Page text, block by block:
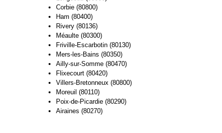
Corbie (80800)
Ham (80400)
Rivery (80136)
Méaulte (80300)
Friville-Escarbotin (80130)
Mers-les-Bains (80350)
Ailly-sur-Somme (80470)
Flixecourt (80420)
Villers-Bretonneux (80800)
Moreuil (80110)
Poix-de-Picardie (80290)
Airaines (80270)